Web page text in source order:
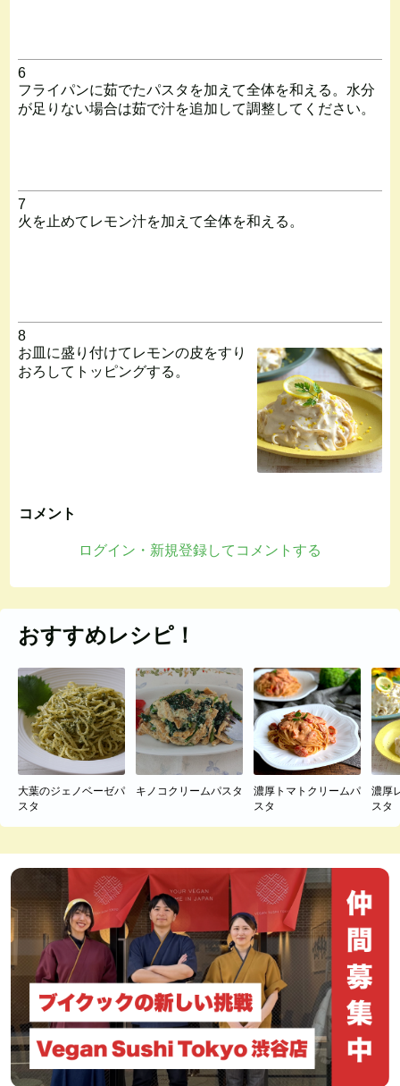
6
フライパンに茹でたパスタを加えて全体を和える。水分
が足りない場合は茹で汁を追加して調整してください。
7
火を止めてレモン汁を加えて全体を和える。
8
お皿に盛り付けてレモンの皮をすり
おろしてトッピングする。
コメント
ログイン・新規登録してコメントする
おすすめレシピ！
大葉のジェノベーゼパ
スタ
キノコクリームパスタ
濃厚トマトクリームパ
スタ
濃厚
スタ